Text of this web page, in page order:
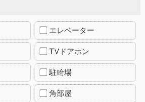
エレベーター
TVドアホン
駐輪場
角部屋